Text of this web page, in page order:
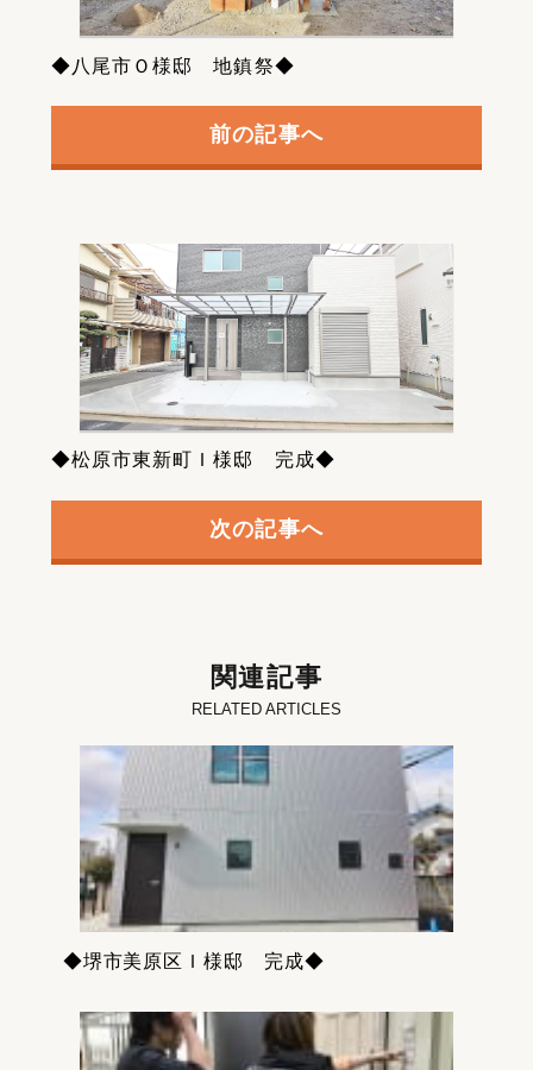
◆八尾市Ｏ様邸 地鎮祭◆
前の記事へ
◆松原市東新町Ｉ様邸 完成◆
次の記事へ
関連記事
RELATED ARTICLES
◆堺市美原区Ｉ様邸 完成◆